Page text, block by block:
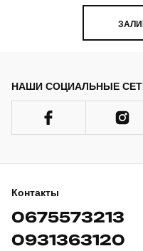
НАШИ СОЦИАЛЬНЫЕ
Контакты
0675573213
0931363120